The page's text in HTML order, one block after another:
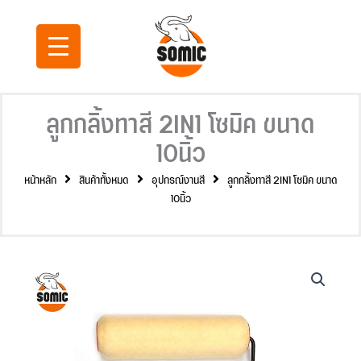
ลูกกลิ้งทาสี 2IN1 โซมิค ขนาด
10นิ้ว
หน้าหลัก สินค้าทั้งหมด อุปกรณ์งานสี
ลูกกลิ้งทาสี 2IN1 โซมิค ขนาด
10นิ้ว